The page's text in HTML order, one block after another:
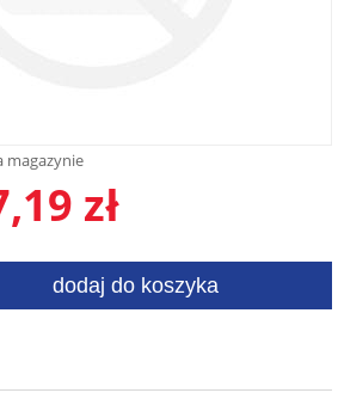
magazynie
zł
dodaj do koszyka